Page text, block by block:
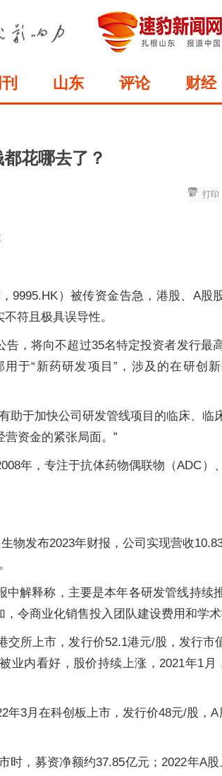
山东 评论 财经
花哪去了？
打印
9995.HK）被传资金告急，港股、A股
符且极具误导性。
告，将向不超过35名特定投资者发行最
于“新药研发项目”，涉及的在研创新
助于加快公司研发管线项目的临床、临
资金的紧张局面。”
年，专注于抗体药物偶联物（ADC）
物发布2023年财报，公司实现营收
中解释称，主要是本年各研发管线持续
令商业化销售投入团队建设费用和学术
交所上市，发行价52.1港元/股，发行市
业内看好，股价持续上涨，2021年1月
年3月在科创板上市，发行价48元/股，
时，募资净额约37.85亿元；2022年A